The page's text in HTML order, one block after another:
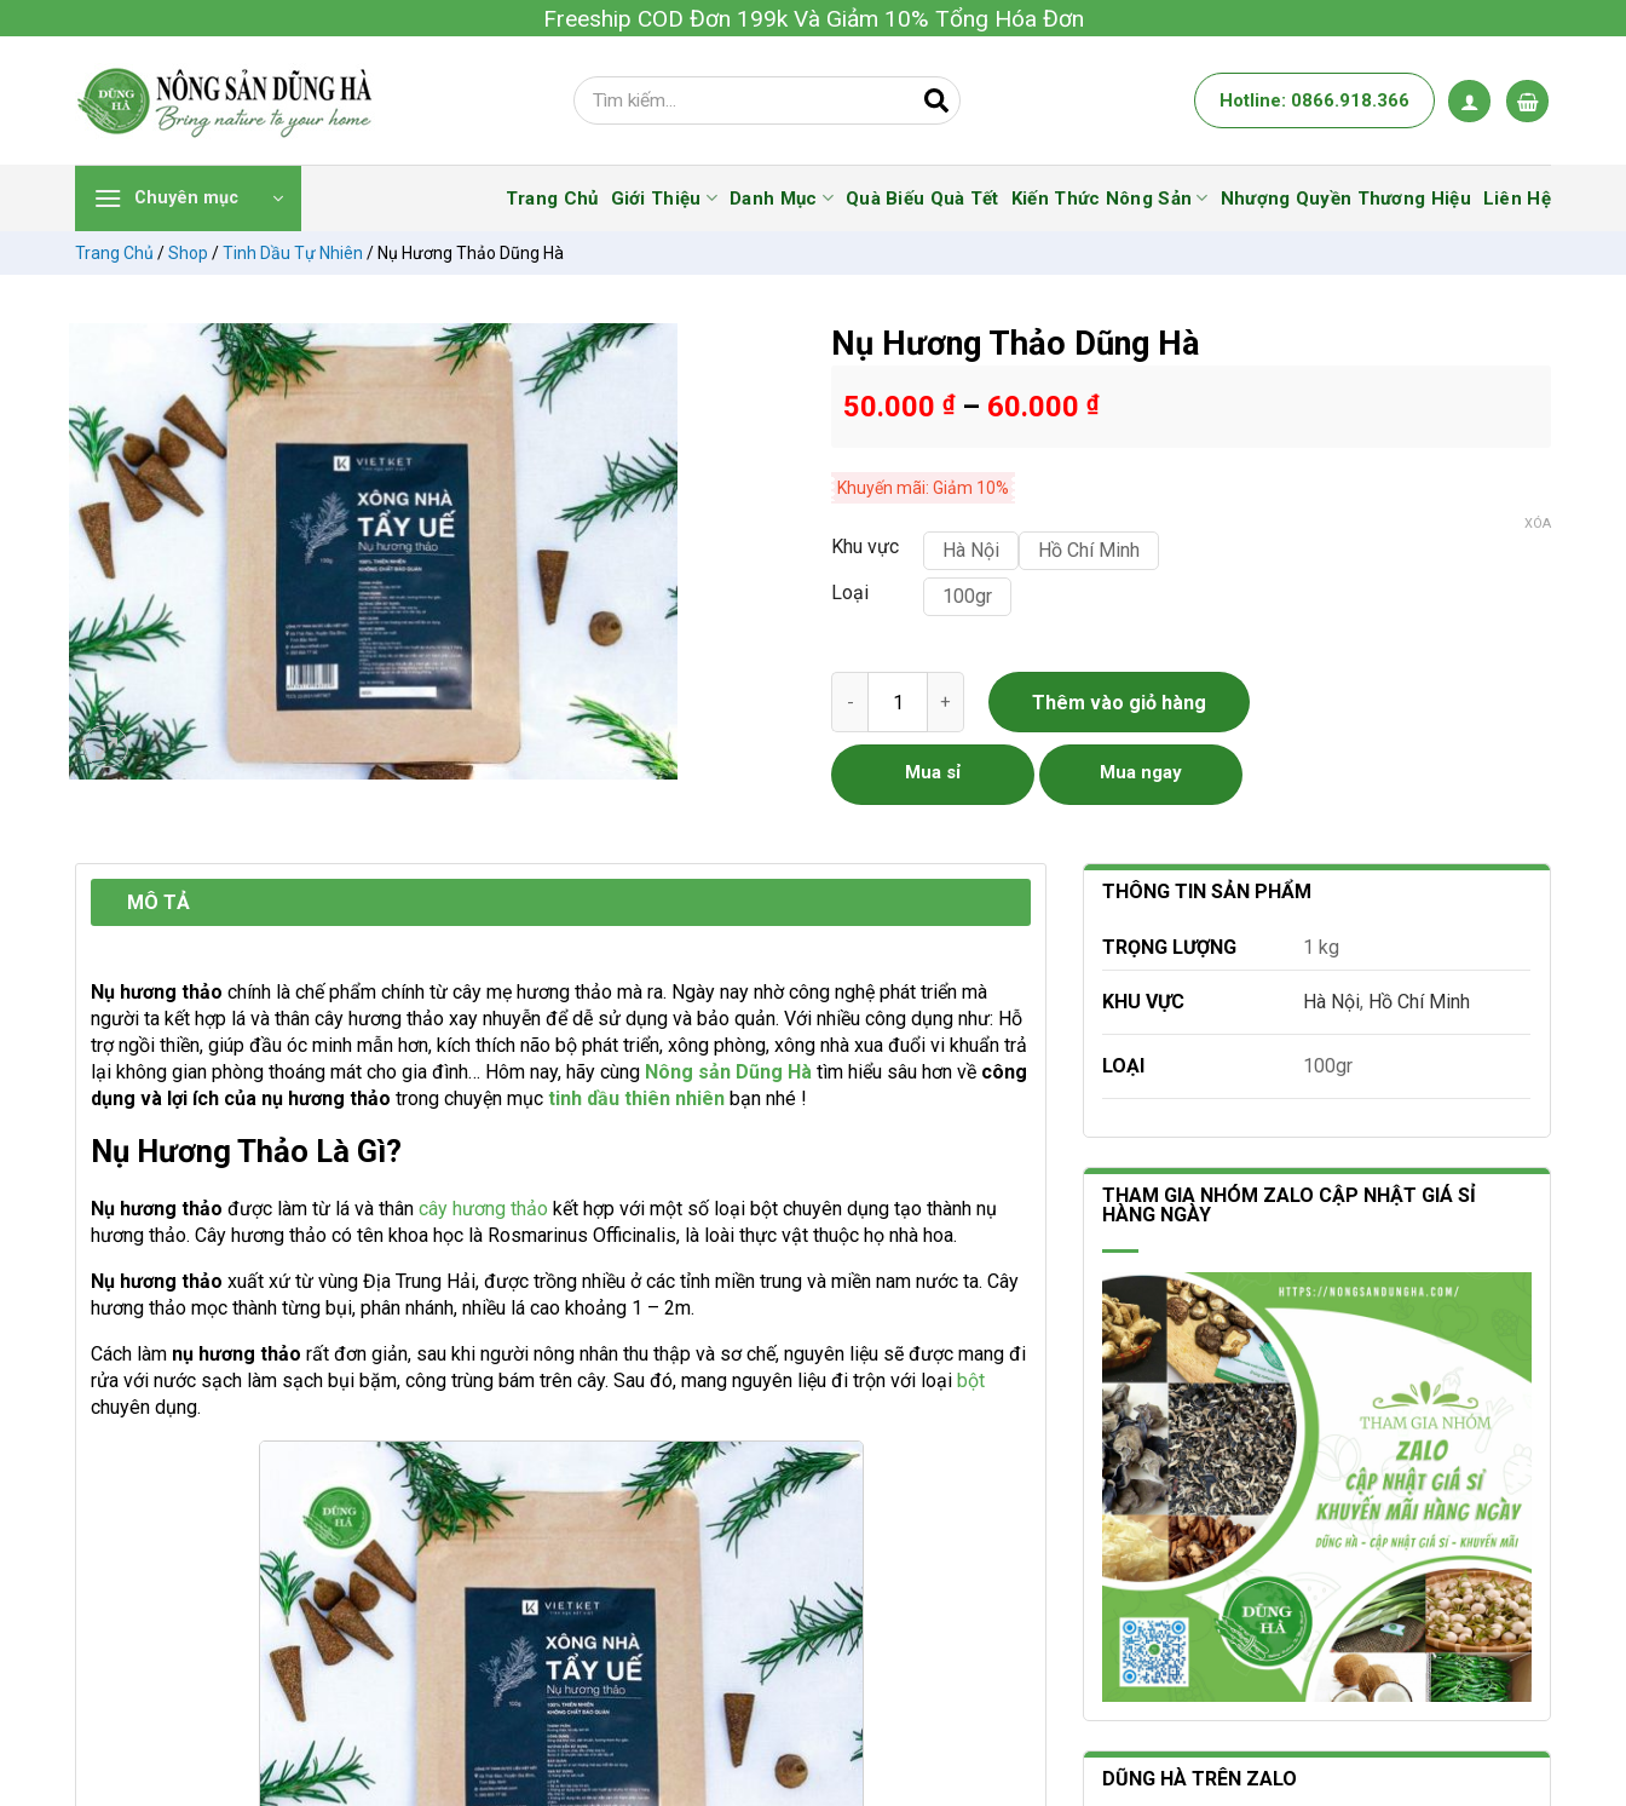
đến
Freeship COD Đơn 199k Và Giảm 10% Tổng Hóa Đơn
Hotline: 0866.918.366
Chuyên mục Trang Chủ Giới Thiệu Danh Mục Quà Biếu Quà Tết Kiến Thức Nông Sản Nhượng Quyền Thương Hiệu Liên Hệ
Trang Chủ /Shop /Tinh Dầu Tự Nhiên / Nụ Hương Thảo Dũng Hà
Nụ Hương Thảo Dũng Hà
50.000 ₫– 60.000 ₫
Khuyến mãi: Giảm 10%
Khu vực Hà Nội
Hồ Chí Minh
Loại
100gr
XÓA
Nụ Hương Thảo Dũng Hà số lượng
Thêm vào giỏ hàng
Mua sỉ Mua ngay
MÔ TẢ
Nụ hương thảo chính là chế phẩm chính từ cây mẹ hương thảo mà ra. Ngày nay nhờ công nghệ phát triển mà
người ta kết hợp lá và thân cây hương thảo xay nhuyễn để dễ sử dụng và bảo quản. Với nhiều công dụng như: Hỗ
trợ ngồi thiền, giúp đầu óc minh mẫn hơn, kích thích não bộ phát triển, xông phòng, xông nhà xua đuổi vi khuẩn trả
lại không gian phòng thoáng mát cho gia đình… Hôm nay, hãy cùng Nông sản Dũng Hà tìm hiểu sâu hơn về công
dụng và lợi ích của nụ hương thảo trong chuyện mục tinh dầu thiên nhiên bạn nhé !
Nụ Hương Thảo Là Gì?
Nụ hương thảo được làm từ lá và thân cây hương thảo kết hợp với một số loại bột chuyên dụng tạo thành nụ
hương thảo. Cây hương thảo có tên khoa học là Rosmarinus Officinalis, là loài thực vật thuộc họ nhà hoa.
Nụ hương thảo xuất xứ từ vùng Địa Trung Hải, được trồng nhiều ở các tỉnh miền trung và miền nam nước ta. Cây
hương thảo mọc thành từng bụi, phân nhánh, nhiều lá cao khoảng 1 – 2m.
Cách làm nụ hương thảo rất đơn giản, sau khi người nông nhân thu thập và sơ chế, nguyên liệu sẽ được mang đi
rửa với nước sạch làm sạch bụi bặm, công trùng bám trên cây. Sau đó, mang nguyên liệu đi trộn với loại bột
chuyên dụng.
THÔNG TIN SẢN PHẨM
TRỌNG LƯỢNG 1 kg
KHU VỰC Hà Nội, Hồ Chí Minh
LOẠI 100gr
THAM GIA NHÓM ZALO CẬP NHẬT GIÁ SỈ
HÀNG NGÀY
DŨNG HÀ TRÊN ZALO